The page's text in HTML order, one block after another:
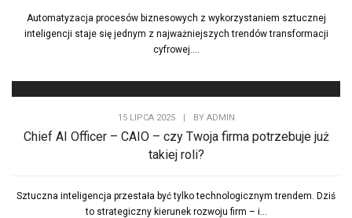
Automatyzacja procesów biznesowych z wykorzystaniem sztucznej
inteligencji staje się jednym z najważniejszych trendów transformacji
cyfrowej....
15 LIPCA 2025 | BY ADMIN
Chief AI Officer – CAIO – czy Twoja firma potrzebuje już
takiej roli?
Sztuczna inteligencja przestała być tylko technologicznym trendem. Dziś
to strategiczny kierunek rozwoju firm – i...